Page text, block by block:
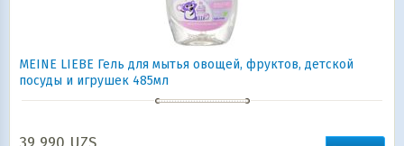
MEINE LIEBE Гель для мытья овощей, фруктов, детской
посуды и игрушек 485мл